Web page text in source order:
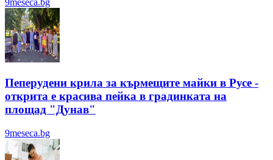
9meseca.bg
Пеперудени крила за кърмещите майки в Русе -
открита е красива пейка в градинката на
площад "Дунав"
9meseca.bg